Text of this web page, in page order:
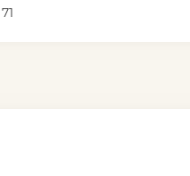
71